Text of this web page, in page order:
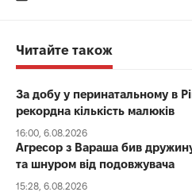
Читайте також
За добу у перинатальному в
рекордна кількість малюків
16:00, 6.08.2026
Агресор з Вараша бив
та шнуром від подовжувача
15:28, 6.08.2026